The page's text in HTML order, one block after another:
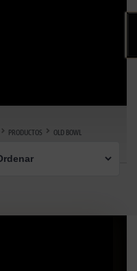
PRODUCTOS OLD BOWL